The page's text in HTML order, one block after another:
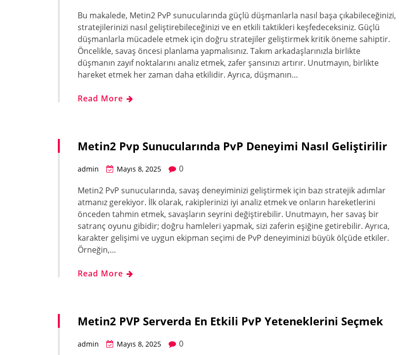
Bu makalede, Metin2 PvP sunucularında güçlü düşmanlarla nasıl başa çıkabileceğinizi,
stratejilerinizi nasıl geliştirebileceğinizi ve en etkili taktikleri keşfedeceksiniz. Güçlü
düşmanlarla mücadele etmek için doğru stratejiler geliştirmek kritik öneme sahiptir.
Öncelikle, savaş öncesi planlama yapmalısınız. Takım arkadaşlarınızla birlikte
düşmanın zayıf noktalarını analiz etmek, zafer şansınızı artırır. Unutmayın, birlikte
hareket etmek her zaman daha etkilidir. Ayrıca, düşmanın…
Read More
Metin2 Pvp Sunucularında PvP Deneyimi Nasıl Geliştirilir
admin Mayıs 8, 2025
0
Metin2 PvP sunucularında, savaş deneyiminizi geliştirmek için bazı stratejik adımlar
atmanız gerekiyor. İlk olarak, rakiplerinizi iyi analiz etmek ve onların hareketlerini
önceden tahmin etmek, savaşların seyrini değiştirebilir. Unutmayın, her savaş bir
satranç oyunu gibidir; doğru hamleleri yapmak, sizi zaferin eşiğine getirebilir. Ayrıca,
karakter gelişimi ve uygun ekipman seçimi de PvP deneyiminizi büyük ölçüde etkiler.
Örneğin,…
Read More
Metin2 PVP Serverda En Etkili PvP Yeteneklerini Seçmek
admin Mayıs 8, 2025
0